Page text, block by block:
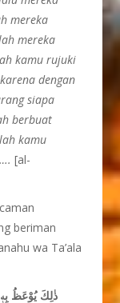
mereka
mereka
kamu rujuki
dengan
siapa
berbuat
kamu
[al-
beriman
wa Ta’ala
ذٰلِكَ يُوْعَظُ